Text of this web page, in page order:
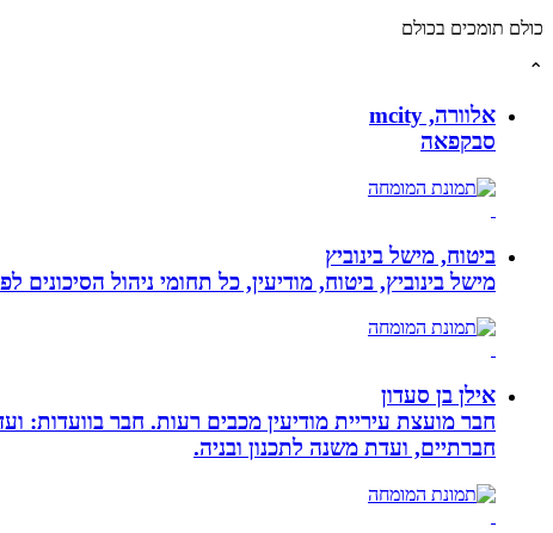
כולם תומכים בכולם
⌃
אלוורה, mcity
סבקפאה
ביטוח, מישל בינוביץ
מישל בינוביץ, ביטוח, מודיעין, כל תחומי ניהול
אילן בן סעדון
חבר מועצת עיריית מודיעין מכבים רעות. חבר בוועדות:
חברתיים, ועדת משנה לתכנון ובניה.